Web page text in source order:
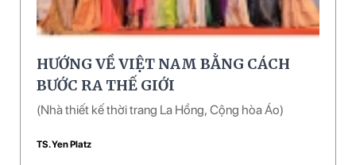
HƯỚNG VỀ VIỆT NAM BẰNG CÁCH
BƯỚC RA THẾ GIỚI
(Nhà thiết kế thời trang La Hồng, Cộng hòa Áo)
TS. Yen Platz